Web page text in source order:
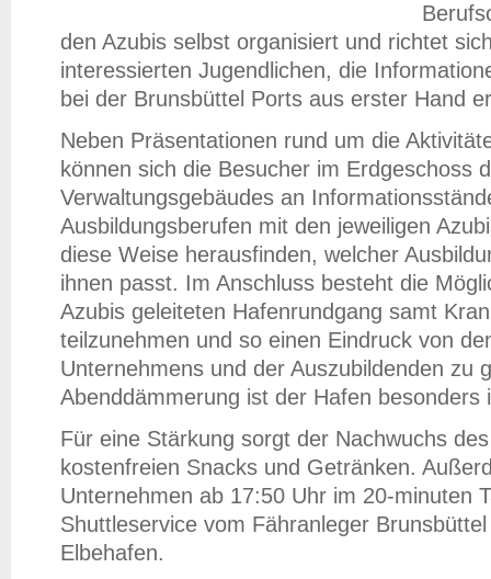
den Azubis selbst organisiert und richtet
interessierten Jugendlichen, die
bei der Brunsbüttel Ports aus erster Hand
Neben Präsentationen rund um die
können sich die Besucher im Erdgeschoss
Verwaltungsgebäudes an
Ausbildungsberufen mit den jeweiligen
diese Weise herausfinden, welcher
ihnen passt. Im Anschluss besteht die
Azubis geleiteten Hafenrundgang samt
teilzunehmen und so einen Eindruck von
Unternehmens und der Auszubildenden zu
Abenddämmerung ist der Hafen besonders
Für eine Stärkung sorgt der Nachwuchs
kostenfreien Snacks und Getränken.
Unternehmen ab 17:50 Uhr im 20-minuten
Shuttleservice vom Fähranleger
Elbehafen.